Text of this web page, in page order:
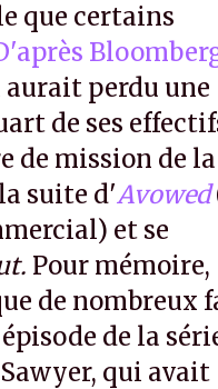
que certains
perdu une
de ses
de mission de la
suite d'Avowed
et se
Pour mémoire,
de nombreux
de la
Sawyer, qui avait